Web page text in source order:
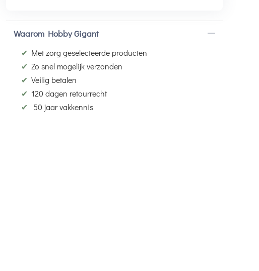
Waarom Hobby Gigant
✔ Met zorg geselecteerde producten
✔ Zo snel mogelijk verzonden
✔ Veilig betalen
✔ 120 dagen retourrecht
✔
50 jaar vakkennis